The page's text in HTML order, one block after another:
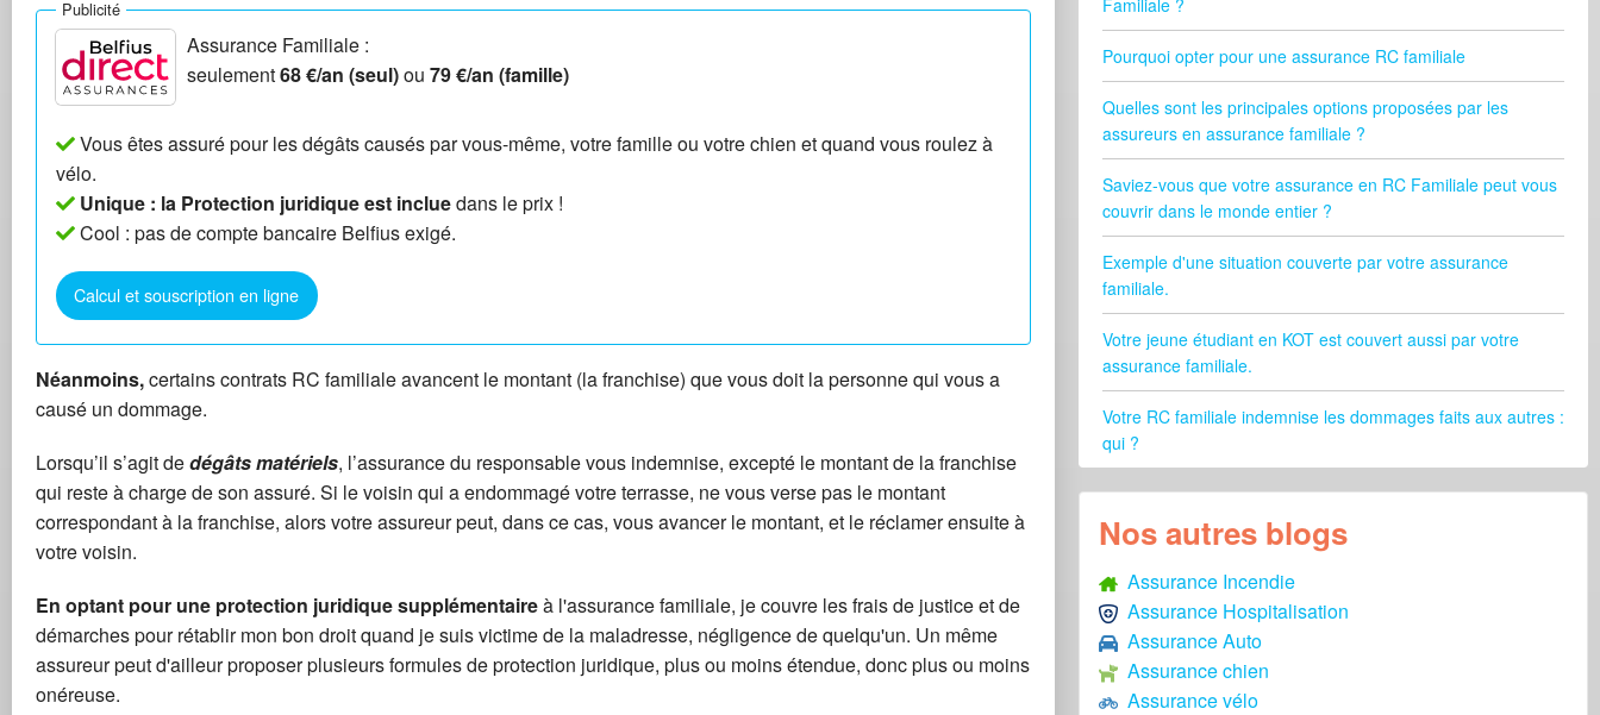
Publicité
Assurance Familiale :
seulement68 €/an (seul)ou 79 €/an (famille)
Vous êtes assuré pour les dégâts causés par vous-même, votre famille ou votre chien et quand vous roulez à
vélo.
Unique : la Protection juridique est incluedans le prix !
Cool : pas de compte bancaire Belfius exigé.
Calcul et souscription en ligne
Néanmoins,certains contrats RC familiale avancent le montant (la franchise) que vous doit la personne qui vous a
causé un dommage.
Lorsqu’il s’agit dedégâts matériels, l’assurance du responsable vous indemnise, excepté le montant de la franchise
qui reste à charge de son assuré. Si le voisin qui a endommagé votre terrasse, ne vous verse pas le montant
correspondant à la franchise, alors votre assureur peut, dans ce cas, vous avancer le montant, et le réclamer ensuite à
votre voisin.
En optant pour une protection juridique supplémentaireà l'assurance familiale, je couvre les frais de justice et de
démarches pour rétablir mon bon droit quand je suis victime de la maladresse, négligence de quelqu'un. Un même
assureur peut d'ailleur proposer plusieurs formules de protection juridique, plus ou moins étendue, donc plus ou moins
onéreuse.
Familiale ?
Pourquoi opter pour une assurance RC familiale
Quelles sont les principales options proposées par les
assureurs en assurance familiale ?
Saviez-vous que votre assurance en RC Familiale peut vous
couvrir dans le monde entier ?
Exemple d'une situation couverte par votre assurance
familiale.
Votre jeune étudiant en KOT est couvert aussi par votre
assurance familiale.
Votre RC familiale indemnise les dommages faits aux autres :
qui ?
Nos autres blogs
Assurance Incendie
Assurance Hospitalisation
Assurance Auto
Assurance chien
Assurance vélo